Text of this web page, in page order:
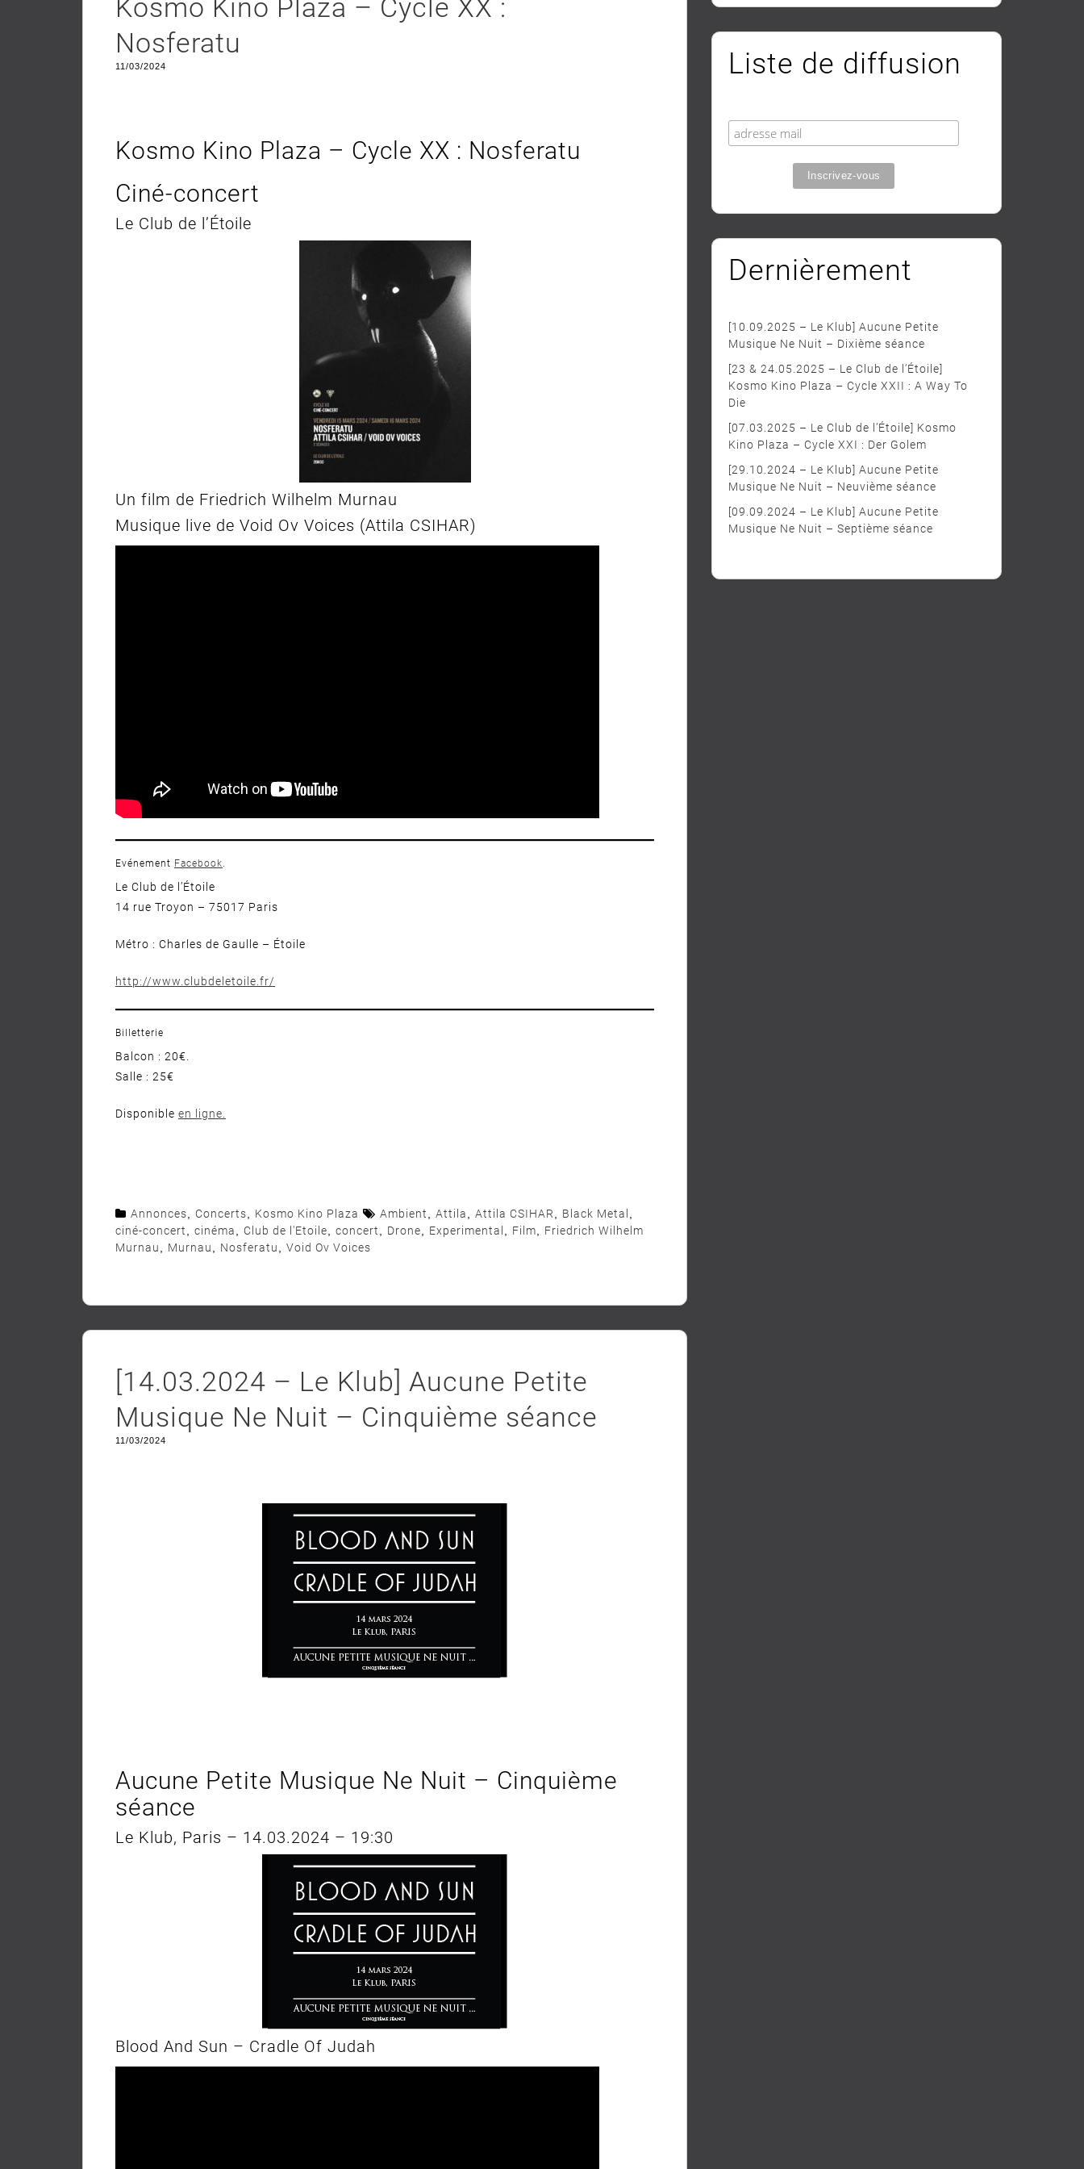
Kosmo Kino Plaza – Cycle XX :
Nosferatu
11/03/2024
Kosmo Kino Plaza – Cycle XX : Nosferatu
Ciné-concert
Le Club de l’Étoile
Un film de Friedrich Wilhelm Murnau
Musique live de Void Ov Voices (Attila CSIHAR)
Evénement Facebook.
Le Club de l’Étoile
14 rue Troyon – 75017 Paris
Métro : Charles de Gaulle – Étoile
http://www.clubdeletoile.fr/
Billetterie
Balcon : 20€.
Salle : 25€
Disponible en ligne
Annonces Concerts Kosmo Kino Plaza Ambient Attila Attila CSIHAR Black Metal
ciné-concert
cinéma Club de l'Etoile concert Drone Experimental Film
Friedrich Wilhelm
Murnau
Murnau Nosferatu Void Ov Voices
[14.03.2024 – Le Klub] Aucune Petite
Musique Ne Nuit – Cinquième séance
11/03/2024
Aucune Petite Musique Ne Nuit – Cinquième
séance
Le Klub, Paris – 14.03.2024 – 19:30
Blood And Sun – Cradle Of Judah
Liste de diffusion
Dernièrement
[10.09.2025 – Le Klub] Aucune Petite
Musique Ne Nuit – Dixième séance
[23 & 24.05.2025 – Le Club de l’Étoile]
Kosmo Kino Plaza – Cycle XXII : A Way To
Die
[07.03.2025 – Le Club de l’Étoile] Kosmo
Kino Plaza – Cycle XXI : Der Golem
[29.10.2024 – Le Klub] Aucune Petite
Musique Ne Nuit – Neuvième séance
[09.09.2024 – Le Klub] Aucune Petite
Musique Ne Nuit – Septième séance